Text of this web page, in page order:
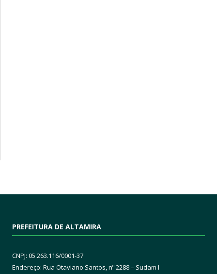
PREFEITURA DE ALTAMIRA
CNPJ: 05.263.116/0001-37
Endereço: Rua Otaviano Santos, nº 2288 – Sudam I